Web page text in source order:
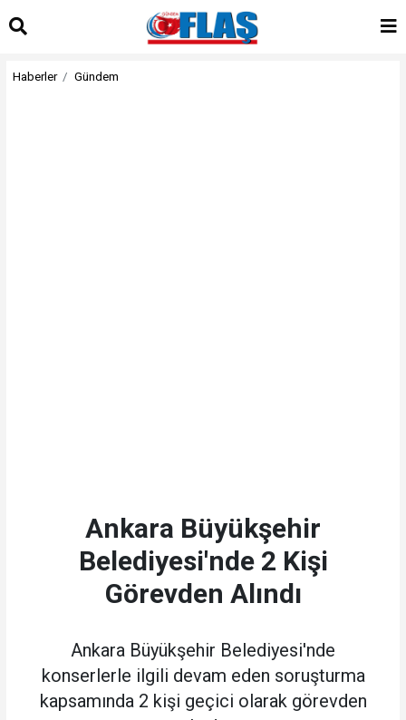
Haberler Gündem
Ankara Büyükşehir
Belediyesi'nde 2 Kişi
Görevden Alındı
Ankara Büyükşehir Belediyesi'nde
konserlerle ilgili devam eden soruşturma
kapsamında 2 kişi geçici olarak görevden